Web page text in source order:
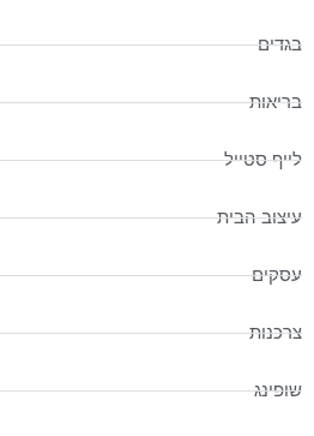
בגדים
בריאות
לייף סטייל
עיצוב הבית
עסקים
צרכנות
שופינג